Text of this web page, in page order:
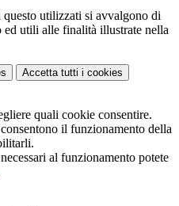
utilizzati si avvalgono di
ed utili alle finalità illustrate nella
Accetta tutti i cookies
quali cookie consentire.
il funzionamento della
al funzionamento potete